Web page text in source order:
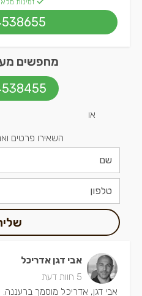
זמינות
מחפשים
או
השאירו פרטים
אבי דגן אדריכל
5 חוות דעת
אבי דגן, אדריכל מוסמך